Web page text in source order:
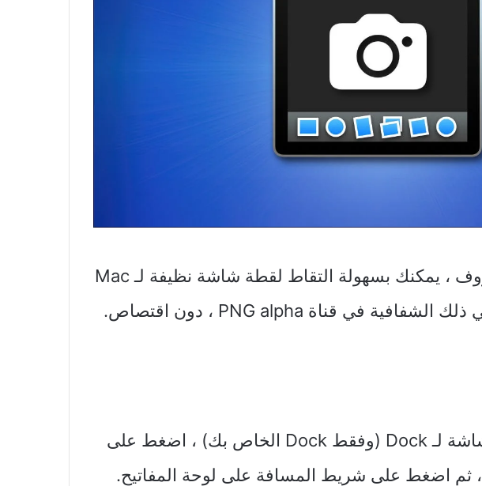
بفضل الاختصار غير المعروف ، يمكنك بسهولة التقاط لقطة شاشة نظيفة لـ Mac
Dock بدون خلفية ، بما في ذلك الشفافية في قناة PNG alpha ، دون اقتصاص.
عندما تريد التقاط لقطة شاشة لـ Dock (وفقط Dock الخاص بك) ، اضغط على
Shift + Command + 4 ، ثم اضغط على شريط المسافة على لوحة المفاتيح.